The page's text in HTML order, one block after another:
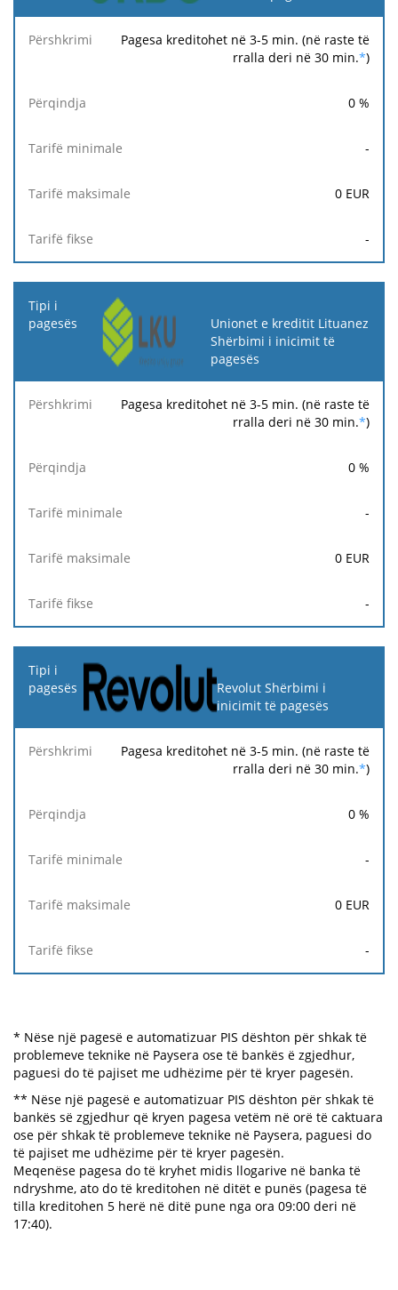
Pagesa kreditohet në 3-5 min. (në raste të
rralla deri në 30 min.*)
0 %
-
0 EUR
-
Unionet e kreditit Lituanez
Shërbimi i inicimit të
pagesës
Pagesa kreditohet në 3-5 min. (në raste të
rralla deri në 30 min.*)
0 %
-
0 EUR
-
Revolut Shërbimi i
inicimit të pagesës
Pagesa kreditohet në 3-5 min. (në raste të
rralla deri në 30 min.*)
0 %
-
0 EUR
-
* Nëse një pagesë e automatizuar PIS dështon për shkak të
problemeve teknike në Paysera ose të bankës ë zgjedhur,
paguesi do të pajiset me udhëzime për të kryer pagesën.
** Nëse një pagesë e automatizuar PIS dështon për shkak të
bankës së zgjedhur që kryen pagesa vetëm në orë të caktuara
ose për shkak të problemeve teknike në Paysera, paguesi do
të pajiset me udhëzime për të kryer pagesën.
Meqenëse pagesa do të kryhet midis llogarive në banka të
ndryshme, ato do të kreditohen në ditët e punës (pagesa të
tilla kreditohen 5 herë në ditë pune nga ora 09:00 deri në
17:40).